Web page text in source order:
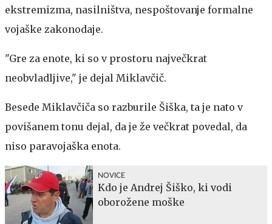
ekstremizma, nasilništva, nespoštovanje formalne
vojaške zakonodaje.
"Gre za enote, ki so v prostoru največkrat
neobvladljive," je dejal Miklavčič.
Besede Miklavčiča so razburile Šiška, ta je nato v
povišanem tonu dejal, da je že večkrat povedal, da
niso paravojaška enota.
NOVICE
Kdo je Andrej Šiško, ki vodi
oborožene moške